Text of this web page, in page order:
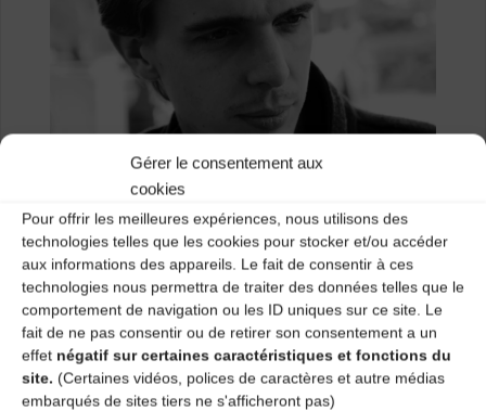
Gérer le consentement aux
cookies
Pour offrir les meilleures expériences, nous utilisons des
technologies telles que les cookies pour stocker et/ou accéder
aux informations des appareils. Le fait de consentir à ces
technologies nous permettra de traiter des données telles que le
comportement de navigation ou les ID uniques sur ce site. Le
fait de ne pas consentir ou de retirer son consentement a un
effet négatif sur certaines caractéristiques et fonctions du
site. (Certaines vidéos, polices de caractères et autre médias
embarqués de sites tiers ne s'afficheront pas)
Lucien PILLOT
Previous image
Next image